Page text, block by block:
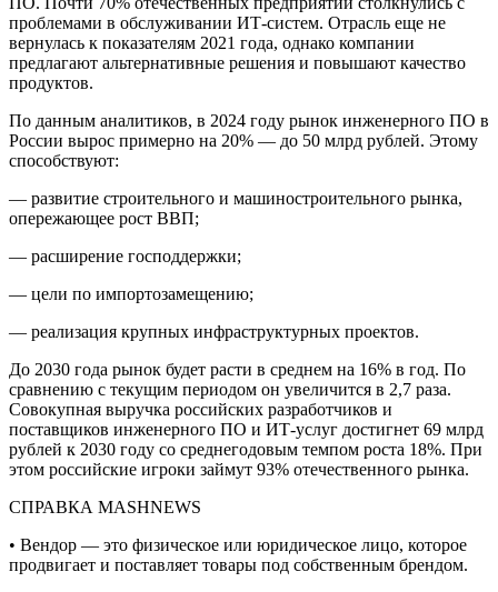
проблемами в обслуживании ИТ-систем. Отрасль еще не
вернулась к показателям 2021 года, однако компании
предлагают альтернативные решения и повышают качество
продуктов.
По данным аналитиков, в 2024 году рынок инженерного ПО в
России вырос примерно на 20% — до 50 млрд рублей. Этому
способствуют:
— развитие строительного и машиностроительного рынка,
опережающее рост ВВП;
— расширение господдержки;
— цели по импортозамещению;
— реализация крупных инфраструктурных проектов.
До 2030 года рынок будет расти в среднем на 16% в год. По
сравнению с текущим периодом он увеличится в 2,7 раза.
Совокупная выручка российских разработчиков и
поставщиков инженерного ПО и ИТ-услуг достигнет 69 млрд
рублей к 2030 году со среднегодовым темпом роста 18%. При
этом российские игроки займут 93% отечественного рынка.
СПРАВКА MASHNEWS
• Вендор — это физическое или юридическое лицо, которое
продвигает и поставляет товары под собственным брендом.